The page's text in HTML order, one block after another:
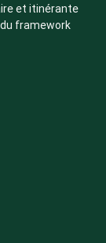
et itinérante
framework